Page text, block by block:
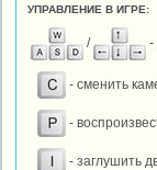
УПРАВЛЕНИЕ В ИГРЕ:
/ -
- сменить
-
- заглушить